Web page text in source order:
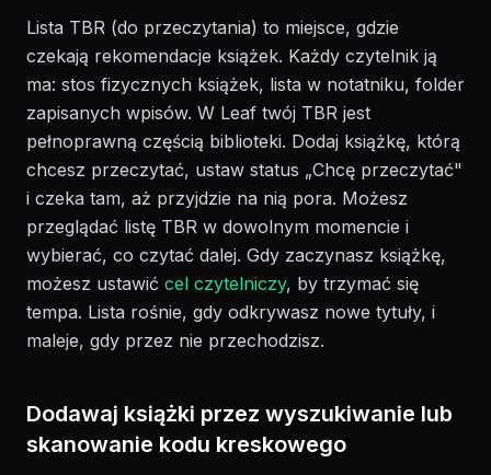
Lista TBR (do przeczytania) to miejsce, gdzie
czekają rekomendacje książek. Każdy czytelnik ją
ma: stos fizycznych książek, lista w notatniku, folder
zapisanych wpisów. W Leaf twój TBR jest
pełnoprawną częścią biblioteki. Dodaj książkę, którą
chcesz przeczytać, ustaw status „Chcę przeczytać"
i czeka tam, aż przyjdzie na nią pora. Możesz
przeglądać listę TBR w dowolnym momencie i
wybierać, co czytać dalej. Gdy zaczynasz książkę,
możesz ustawić cel czytelniczy, by trzymać się
tempa. Lista rośnie, gdy odkrywasz nowe tytuły, i
maleje, gdy przez nie przechodzisz.
Dodawaj książki przez wyszukiwanie lub
skanowanie kodu kreskowego